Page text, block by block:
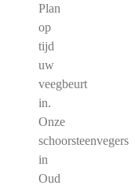
Plan
op
tijd
uw
veegbeurt
in.
Onze
schoorsteenvegers
in
Oud